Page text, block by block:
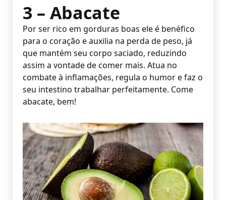
3 – Abacate
Por ser rico em gorduras boas ele é benéfico
para o coração e auxilia na perda de peso, já
que mantém seu corpo saciado, reduzindo
assim a vontade de comer mais. Atua no
combate à inflamações, regula o humor e faz o
seu intestino trabalhar perfeitamente. Come
abacate, bem!